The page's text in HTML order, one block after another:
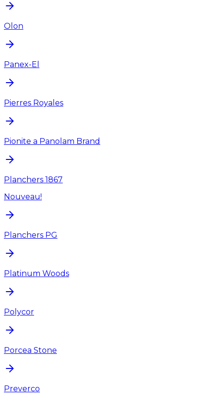
Olon
Panex-El
Pierres Royales
Pionite a Panolam Brand
Planchers 1867
Nouveau!
Planchers PG
Platinum Woods
Polycor
Porcea Stone
Preverco